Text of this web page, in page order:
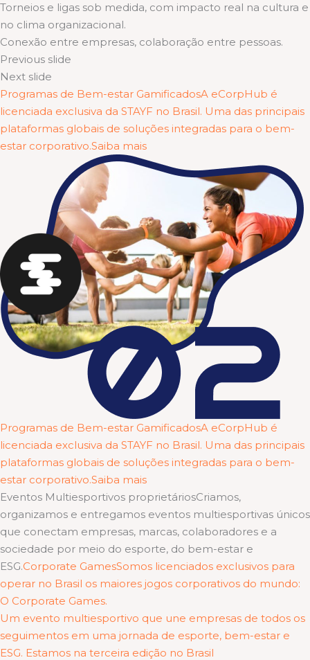
Torneios e ligas sob medida, com impacto real na cultura e
no clima organizacional.
Conexão entre empresas, colaboração entre pessoas.
Previous slide
Next slide
Programas de Bem-estar GamificadosA eCorpHub é
licenciada exclusiva da STAYF no Brasil. Uma das principais
plataformas globais de soluções integradas para o bem-
estar corporativo.Saiba mais
Programas de Bem-estar GamificadosA eCorpHub é
licenciada exclusiva da STAYF no Brasil. Uma das principais
plataformas globais de soluções integradas para o bem-
estar corporativo.Saiba mais
Eventos Multiesportivos proprietáriosCriamos,
organizamos e entregamos eventos multiesportivas únicos
que conectam empresas, marcas, colaboradores e a
sociedade por meio do esporte, do bem-estar e
ESG.Corporate GamesSomos licenciados exclusivos para
operar no Brasil os maiores jogos corporativos do mundo:
O Corporate Games.
Um evento multiesportivo que une empresas de todos os
seguimentos em uma jornada de esporte, bem-estar e
ESG. Estamos na terceira edição no Brasil